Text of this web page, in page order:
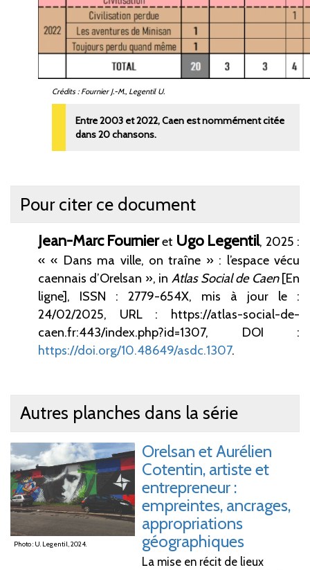
Crédits : Fournier J.-M., Legentil U.
Entre 2003 et 2022, Caen est nommément citée
dans 20 chansons.
Pour citer ce document
Jean-Marc Fournieret Ugo Legentil, 2025 :
« « Dans ma ville, on traîne » : l’espace vécu
caennais d’Orelsan », in Atlas Social de Caen[En
ligne], ISSN : 2779-654X, mis à jour le :
24/02/2025, URL : https://atlas-social-de-
caen.fr:443/index.php?id=1307, DOI :
https://doi.org/10.48649/asdc.1307.
Autres planches dans la série
Photo : U. Legentil, 2024.
Orelsan et Aurélien
Cotentin, artiste et
entrepreneur :
empreintes, ancrages,
appropriations
géographiques
La mise en récit de lieux